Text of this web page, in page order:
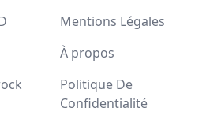
Mentions Légales
À propos
Politique De
Confidentialité